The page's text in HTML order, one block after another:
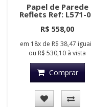
Papel de Parede
Reflets Ref: L571-
R$ 558,00
em 18x de R$ 38,47
ou R$ 530,10 à vista
Comprar